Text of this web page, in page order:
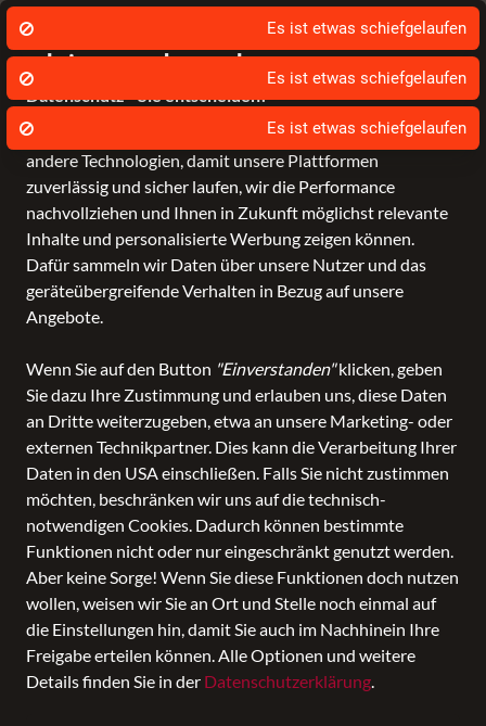
Wir nutzen Cookies um unsere Dienste zu
erbringen und zu verbessern.
Datenschutz - Sie entscheiden!
Bagmondo und unsere Partner nutzen Cookies und
andere Technologien, damit unsere Plattformen
zuverlässig und sicher laufen, wir die Performance
nachvollziehen und Ihnen in Zukunft möglichst relevante
Inhalte und personalisierte Werbung zeigen können.
Dafür sammeln wir Daten über unsere Nutzer und das
geräteübergreifende Verhalten in Bezug auf unsere
Angebote.
Wenn Sie auf den Button "Einverstanden"klicken, geben
Sie dazu Ihre Zustimmung und erlauben uns, diese Daten
an Dritte weiterzugeben, etwa an unsere Marketing- oder
externen Technikpartner. Dies kann die Verarbeitung Ihrer
Daten in den USA einschließen. Falls Sie nicht zustimmen
möchten, beschränken wir uns auf die technisch-
notwendigen Cookies. Dadurch können bestimmte
Funktionen nicht oder nur eingeschränkt genutzt werden.
Aber keine Sorge! Wenn Sie diese Funktionen doch nutzen
wollen, weisen wir Sie an Ort und Stelle noch einmal auf
die Einstellungen hin, damit Sie auch im Nachhinein Ihre
Freigabe erteilen können. Alle Optionen und weitere
Details finden Sie in der Datenschutzerklärung.
Reise Business Freizeit Fashion & Lifestyle